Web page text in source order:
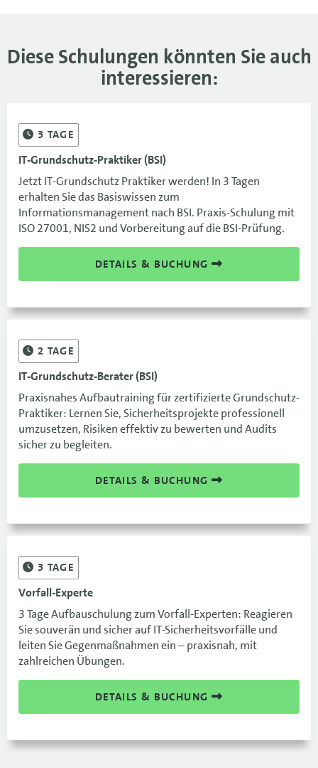
Diese Schulungen könnten Sie auch
interessieren:
3 TAGE
IT-Grundschutz-Praktiker (BSI)
Jetzt IT-Grundschutz Praktiker werden! In 3 Tagen
erhalten Sie das Basiswissen zum
Informationsmanagement nach BSI. Praxis-Schulung mit
ISO 27001, NIS2 und Vorbereitung auf die BSI-Prüfung.
DETAILS & BUCHUNG
2 TAGE
IT-Grundschutz-Berater (BSI)
Praxisnahes Aufbautraining für zertifizierte Grundschutz-
Praktiker: Lernen Sie, Sicherheitsprojekte professionell
umzusetzen, Risiken effektiv zu bewerten und Audits
sicher zu begleiten.
DETAILS & BUCHUNG
3 TAGE
Vorfall-Experte
3 Tage Aufbauschulung zum Vorfall-Experten: Reagieren
Sie souverän und sicher auf IT-Sicherheitsvorfälle und
leiten Sie Gegenmaßnahmen ein – praxisnah, mit
zahlreichen Übungen.
DETAILS & BUCHUNG